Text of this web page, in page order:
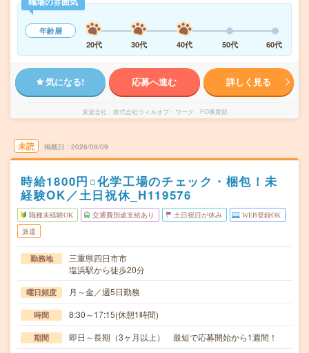
年齢層
20代
30代 40代 50代 60代
気になる! 応募へ進む 詳しく見る
派遣会社 株式会社ウィルオブ・ワーク FO事業部
未読 掲載日 2026/08/09
時給1800円○化学工場のチェック・梱包！未
経験OK／土日祝休_H119576
職種未経験OK 交通費別途支給あり 土日祝日が休み WEB登録OK
派遣
勤務地
三重県四日市市
塩浜駅から徒歩20分
曜日頻度 月～金／週5日勤務
時間 8:30～17:15(休憩1時間)
期間 即日～長期（3ヶ月以上） 最短で応募開始から1週間！